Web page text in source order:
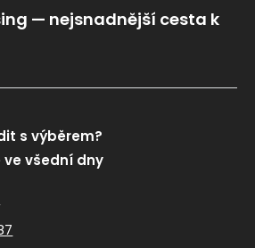
— nejsnadnější cesta k
s výběrem?
ve všední dny